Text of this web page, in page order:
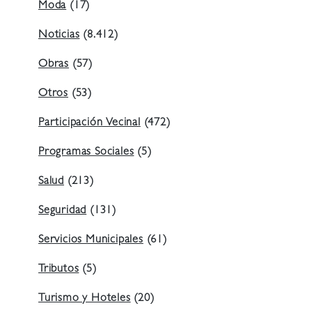
Moda(17)
Noticias(8.412)
Obras (57)
Otros (53)
Participación Vecinal(472)
Programas Sociales(5)
Salud (213)
Seguridad(131)
Servicios Municipales(61)
Tributos(5)
Turismo y Hoteles(20)